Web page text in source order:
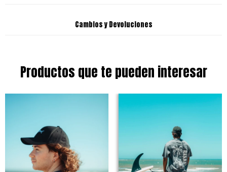
Cambios y Devoluciones
Productos que te pueden interesar